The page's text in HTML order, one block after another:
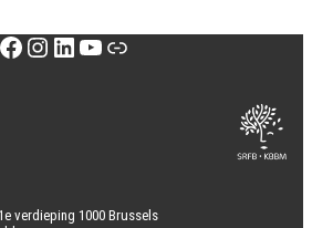
Facebook
Instagram
LinkedIn
YouTube
Link
verdieping 1000 Brussels